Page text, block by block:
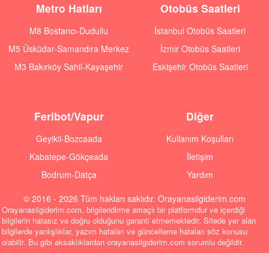
Metro Hatları
M8 Bostancı-Dudullu
M5 Üsküdar-Samandıra Merkez
M3 Bakırköy Sahil-Kayaşehir
Otobüs Saatleri
İstanbul Otobüs Saatleri
İzmir Otobüs Saatleri
Eskişehir Otobüs Saatleri
Feribot/Vapur
Geyikli-Bozcaada
Kabatepe-Gökçeada
Bodrum-Datça
Diğer
Kullanım Koşulları
İletişim
Yardım
© 2016 - 2026 Tüm hakları saklıdır. Orayanasilgiderim.com
Orayanasilgiderim.com, bilgilendirme amaçlı bir platformdur ve içerdiği
bilgilerin hatasız ve doğru olduğunu garanti etmemektedir. Sitede yer alan
bilgilerde yanlışlıklar, yazım hataları ve güncelleme hataları söz konusu
olabilir. Bu gibi aksaklıklardan orayanasilgiderim.com sorumlu değildir.